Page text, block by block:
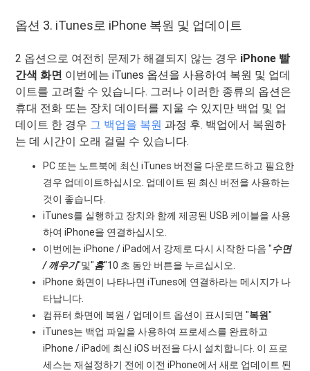
옵션 3. iTunes로 iPhone 복원 및 업데이트
2 옵션으로 여전히 문제가 해결되지 않는 경우 iPhone 빨
간색 화면 이번에는 iTunes 옵션을 사용하여 복원 및 업데
이트를 고려할 수 있습니다. 그러나 이러한 종류의 옵션은
휴대 전화 또는 장치 데이터를 지울 수 있지만 백업 및 업
데이트 한 경우 그 백업을 복원 과정 후. 백업에서 복원하
는 데 시간이 오래 걸릴 수 있습니다.
PC 또는 노트북에 최신 iTunes 버전을 다운로드하고 필요한
경우 업데이트하십시오. 업데이트 된 최신 버전을 사용하는
것이 좋습니다.
iTunes를 실행하고 장치와 함께 제공된 USB 케이블을 사용
하여 iPhone을 연결하십시오.
이번에는 iPhone / iPad에서 강제로 다시 시작한 다음 "수면
/ 깨우기"및"홈"10 초 동안 버튼을 누르십시오.
iPhone 화면이 나타나면 iTunes에 연결하라는 메시지가 나
타납니다.
컴퓨터 화면에 복원 / 업데이트 옵션이 표시되면 "복원"
iTunes는 백업 파일을 사용하여 프로세스를 완료하고
iPhone / iPad에 최신 iOS 버전을 다시 설치합니다. 이 프로
세스는 재설정하기 전에 이전 iPhone에서 새로 업데이트 된